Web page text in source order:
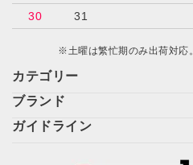
カテゴリー
ブランド
ガイドライン
30
31
※土曜は繁忙期のみ出荷対応